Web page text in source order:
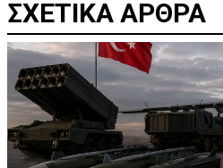
ΣΧΕΤΙΚΑ ΑΡΘΡΑ